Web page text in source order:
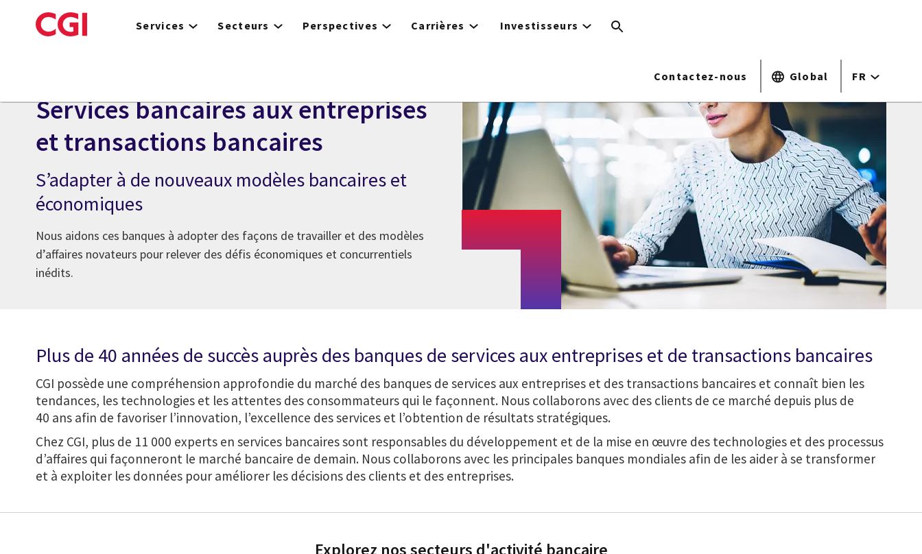
to
Services Secteurs Perspectives Carrières Investisseurs
Contactez-nous Global FR
Services bancaires aux entreprises
et transactions bancaires
S’adapter à de nouveaux modèles bancaires et
économiques
Nous aidons ces banques à adopter des façons de travailler et des modèles
d’affaires novateurs pour relever des défis économiques et concurrentiels
inédits.
Plus de 40 années de succès auprès des banques de services aux entreprises et de transactions bancaires
CGI possède une compréhension approfondie du marché des banques de services aux entreprises et des transactions bancaires et connaît bien les
tendances, les technologies et les attentes des consommateurs qui le façonnent. Nous collaborons avec des clients de ce marché depuis plus de
40 ans afin de favoriser l’innovation, l’excellence des services et l’obtention de résultats stratégiques.
Chez CGI, plus de 11 000 experts en services bancaires sont responsables du développement et de la mise en œuvre des technologies et des processus
d’affaires qui façonneront le marché bancaire de demain. Nous collaborons avec les principales banques mondiales afin de les aider à se transformer
et à exploiter les données pour améliorer les décisions des clients et des entreprises.